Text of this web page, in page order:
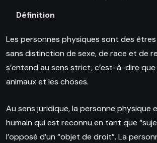
Définition
Les personnes physiques sont des
sans distinction de sexe, de race et de
s’entend au sens strict, c’est-à-dire
animaux et les choses.
Au sens juridique, la personne physique
humain qui est reconnu en tant que
l’opposé d’un “objet de droit”. La